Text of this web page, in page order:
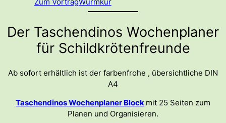
Zum VortragWurmkur
Der Taschendinos Wochenplaner
für Schildkrötenfreunde
Ab sofort erhältlich ist der farbenfrohe , übersichtliche DIN
A4
Taschendinos Wochenplaner Block mit 25 Seiten zum
Planen und Organisieren.